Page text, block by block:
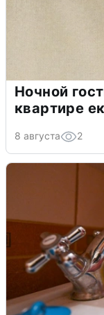
Ночной
квартире
8 августа 2